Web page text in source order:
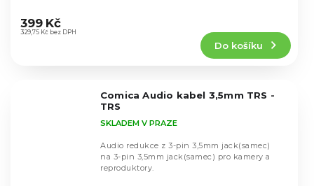
hodnocení
produktu
329,75 Kč bez DPH
399 Kč
Do košíku
Comica Audio kabel 3,5mm TRS -
TRS
SKLADEM V PRAZE
Audio redukce z 3-pin 3,5mm jack(samec)
na 3-pin 3,5mm jack(samec) pro kamery a
reproduktory.